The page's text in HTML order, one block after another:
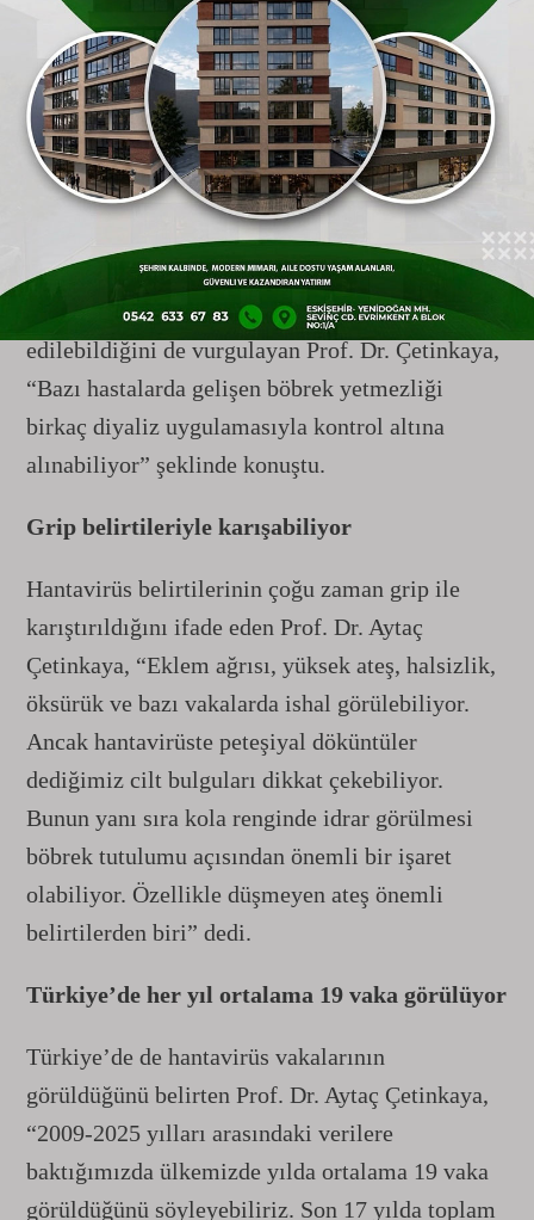
İki farklı tipi bulunuyor
Hastalığın iki ana tipi olduğunu paylaşan Prof.
Dr. Aytaç Çetinkaya, “Avrupa ve Doğu Asya tipi
daha çok böbrekleri etkiliyor ve böbrek
yetmezliğine neden olabiliyor. Amerika tipi ise
daha ağır seyrederek akciğer, kalp ve böbrek
yetmezliğiyle birlikte kanamalı ateş tablosuna
yol açabiliyor” dedi. Böbrek tutulumunun tedavi
edilebildiğini de vurgulayan Prof. Dr. Çetinkaya,
“Bazı hastalarda gelişen böbrek yetmezliği
birkaç diyaliz uygulamasıyla kontrol altına
alınabiliyor” şeklinde konuştu.
Grip belirtileriyle karışabiliyor
Hantavirüs belirtilerinin çoğu zaman grip ile
karıştırıldığını ifade eden Prof. Dr. Aytaç
Çetinkaya, “Eklem ağrısı, yüksek ateş, halsizlik,
öksürük ve bazı vakalarda ishal görülebiliyor.
Ancak hantavirüste peteşiyal döküntüler
dediğimiz cilt bulguları dikkat çekebiliyor.
Bunun yanı sıra kola renginde idrar görülmesi
böbrek tutulumu açısından önemli bir işaret
olabiliyor. Özellikle düşmeyen ateş önemli
belirtilerden biri” dedi.
Türkiye’de her yıl ortalama 19 vaka görülüyor
Türkiye’de de hantavirüs vakalarının
görüldüğünü belirten Prof. Dr. Aytaç Çetinkaya,
“2009-2025 yılları arasındaki verilere
baktığımızda ülkemizde yılda ortalama 19 vaka
görüldüğünü söyleyebiliriz. Son 17 yılda toplam